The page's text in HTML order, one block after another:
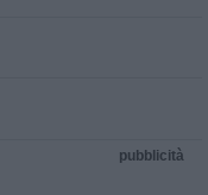
pubblicità